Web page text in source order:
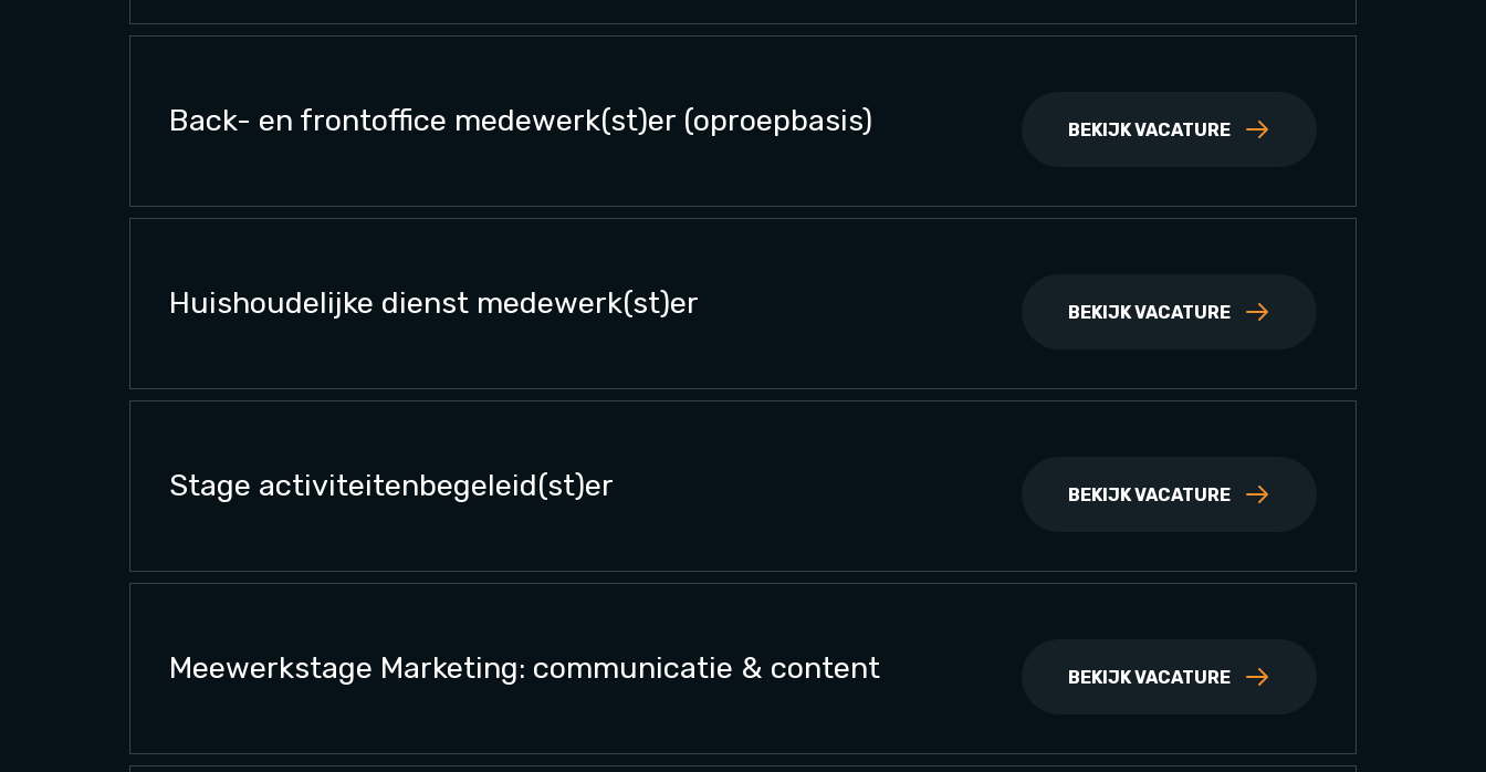
Back- en frontoffice medewerk(st)er (oproepbasis) BEKIJK VACATURE
Huishoudelijke dienst medewerk(st)er BEKIJK VACATURE
Stage activiteitenbegeleid(st)er BEKIJK VACATURE
Meewerkstage Marketing: communicatie & content BEKIJK VACATURE